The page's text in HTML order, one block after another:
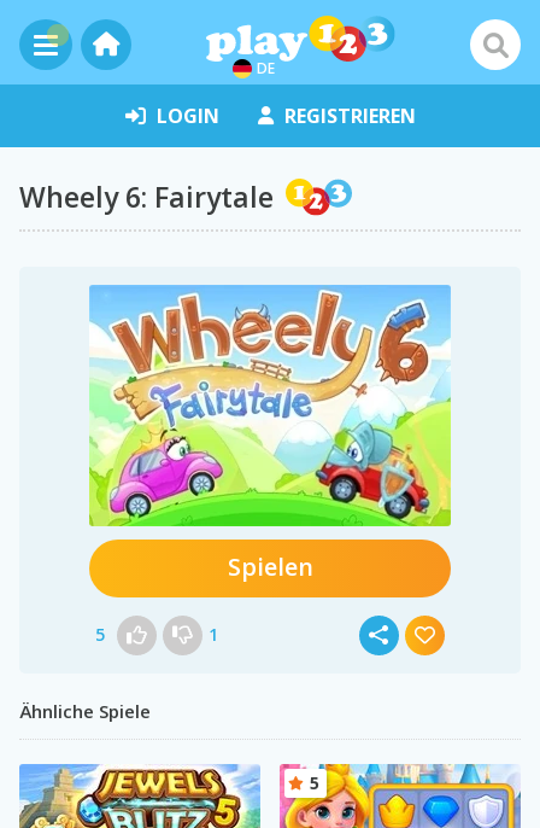
DE
LOGIN REGISTRIEREN
Wheely 6: Fairytale
Spielen
5 1
Ähnliche Spiele
5